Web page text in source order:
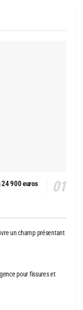
24 900 euros
un champ présentant
pour fissures et